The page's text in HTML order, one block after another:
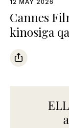
12 MAY 2026
Cannes
kinosiga